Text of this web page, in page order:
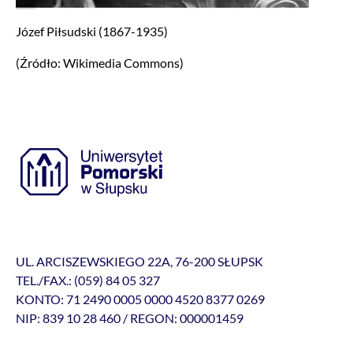
Józef Piłsudski (1867-1935)
(Źródło: Wikimedia Commons)
UL. ARCISZEWSKIEGO 22A, 76-200 SŁUPSK
TEL./FAX.: (059) 84 05 327
KONTO: 71 2490 0005 0000 4520 8377 0269
NIP: 839 10 28 460 / REGON: 000001459